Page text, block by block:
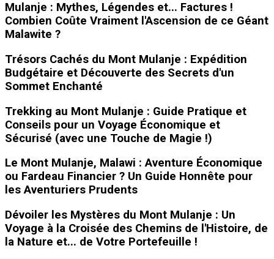
Mulanje : Mythes, Légendes et... Factures !
Combien Coûte Vraiment l'Ascension de ce Géant
Malawite ?
Trésors Cachés du Mont Mulanje : Expédition
Budgétaire et Découverte des Secrets d'un
Sommet Enchanté
Trekking au Mont Mulanje : Guide Pratique et
Conseils pour un Voyage Économique et
Sécurisé (avec une Touche de Magie !)
Le Mont Mulanje, Malawi : Aventure Économique
ou Fardeau Financier ? Un Guide Honnête pour
les Aventuriers Prudents
Dévoiler les Mystères du Mont Mulanje : Un
Voyage à la Croisée des Chemins de l'Histoire, de
la Nature et... de Votre Portefeuille !